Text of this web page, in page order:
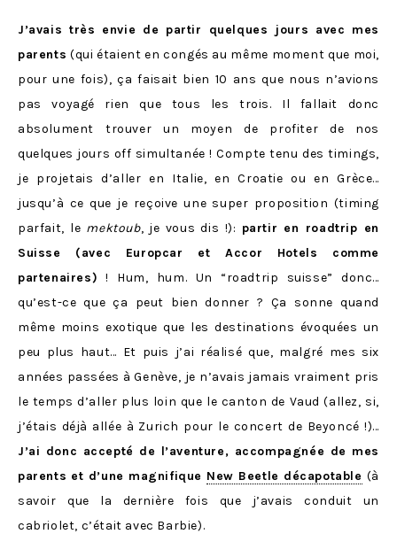
J’avais très envie de partir quelques jours avec mes
parents (qui étaient en congés au même moment que moi,
pour une fois), ça faisait bien 10 ans que nous n’avions
pas voyagé rien que tous les trois. Il fallait donc
absolument trouver un moyen de profiter de nos
quelques jours off simultanée ! Compte tenu des timings,
je projetais d’aller en Italie, en Croatie ou en Grèce…
jusqu’à ce que je reçoive une super proposition (timing
parfait, le mektoub, je vous dis !): partir en roadtrip en
Suisse (avec Europcar et Accor Hotels comme
partenaires) ! Hum, hum. Un “roadtrip suisse” donc…
qu’est-ce que ça peut bien donner ? Ça sonne quand
même moins exotique que les destinations évoquées un
peu plus haut… Et puis j’ai réalisé que, malgré mes six
années passées à Genève, je n’avais jamais vraiment pris
le temps d’aller plus loin que le canton de Vaud (allez, si,
j’étais déjà allée à Zurich pour le concert de Beyoncé !)…
J’ai donc accepté de l’aventure, accompagnée de mes
parents et d’une magnifique New Beetle décapotable (à
savoir que la dernière fois que j’avais conduit un
cabriolet, c’était avec Barbie).